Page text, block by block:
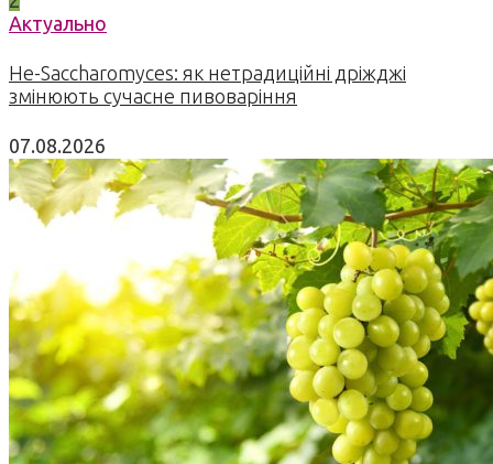
Актуально
Не-Saccharomyces: як нетрадиційні дріжджі
змінюють сучасне пивоваріння
07.08.2026